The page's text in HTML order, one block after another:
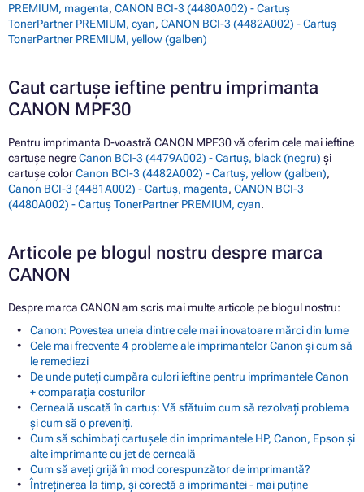
PREMIUM, magenta, CANON BCI-3 (4480A002) - Cartuș
TonerPartner PREMIUM, cyan, CANON BCI-3 (4482A002) - Cartuș
TonerPartner PREMIUM, yellow (galben)
Caut cartușe ieftine pentru imprimanta
CANON MPF30
Pentru imprimanta D-voastră CANON MPF30 vă oferim cele mai ieftine
cartușe negreCanon BCI-3 (4479A002) - Cartuș, black (negru) și
cartușe colorCanon BCI-3 (4482A002) - Cartuș, yellow (galben),
Canon BCI-3 (4481A002) - Cartuș, magenta, CANON BCI-3
(4480A002) - Cartuș TonerPartner PREMIUM, cyan.
Articole pe blogul nostru despre marca
CANON
Despre marca CANON am scris mai multe articole pe blogul nostru:
Canon: Povestea uneia dintre cele mai inovatoare mărci din lume
Cele mai frecvente 4 probleme ale imprimantelor Canon și cum să
le remediezi
De unde puteți cumpăra culori ieftine pentru imprimantele Canon
+ comparația costurilor
Cerneală uscată în cartuș: Vă sfătuim cum să rezolvați problema
și cum să o preveniți.
Cum să schimbați cartușele din imprimantele HP, Canon, Epson și
alte imprimante cu jet de cerneală
Cum să aveți grijă în mod corespunzător de imprimantă?
Întreținerea la timp, și corectă a imprimantei - mai puține